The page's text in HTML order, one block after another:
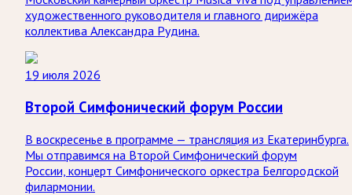
художественного руководителя и главного дирижёра
коллектива Александра Рудина.
19 июля 2026
Второй Симфонический форум России
В воскресенье в программе — трансляция из Екатеринбурга.
Мы отправимся на Второй Симфонический форум
России, концерт Симфонического оркестра Белгородской
филармонии.